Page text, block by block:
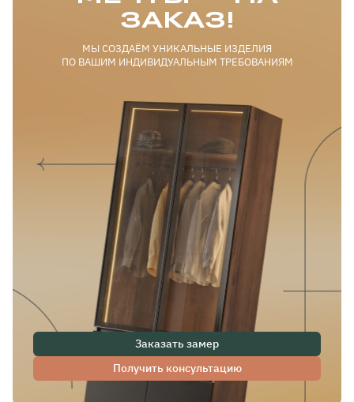
ЗАКАЗ!
МЫ СОЗДАЁМ УНИКАЛЬНЫЕ ИЗДЕЛИЯ
ПО ВАШИМ ИНДИВИДУАЛЬНЫМ ТРЕБОВАНИЯМ
Заказать замер
Получить консультацию